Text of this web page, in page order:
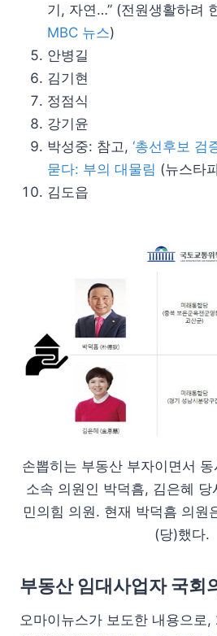
기, 자연…” (전원생활하려
MBC 뉴스)
안병길
김기현
정점식
강기윤
박성중: 참고, ‘총선후보 검
묻다: 부의 대물림 (뉴스타
김도읍
손뽑히는 부동산 부자이면서
소속 의원인 박덕흠, 김은혜
민의힘 의원. 현재 박덕흠 의원
(당)했다.
부동산 임대사업자 국회
오마이뉴스가 보도한 내용으로,